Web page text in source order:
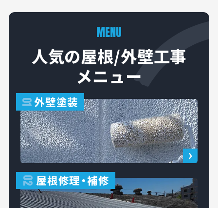
MENU
人気の屋根/外壁工事
メニュー
01外壁塗装
02 屋根修理・補修